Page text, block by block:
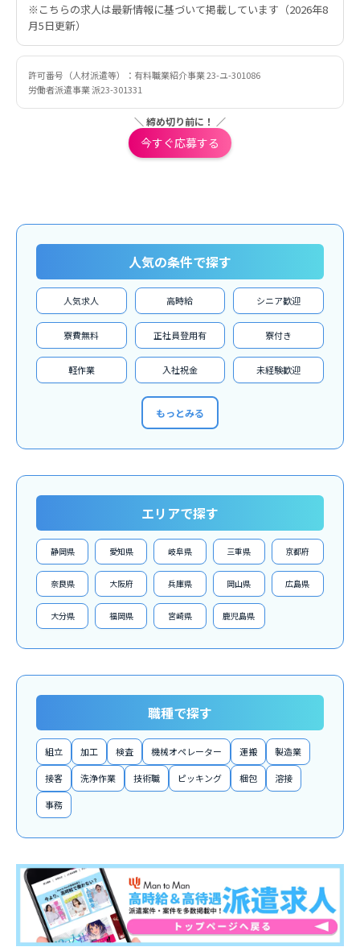
※こちらの求人は最新情報に基づいて掲載しています（2026年8
月5日更新）
許可番号（人材派遣等）：有料職業紹介事業 23-ユ-301086
労働者派遣事業 派23-301331
＼ 締め切り前に！ ／
今すぐ応募する
人気の条件で探す
人気求人 高時給 シニア歓迎
寮費無料 正社員登用有 寮付き
軽作業 入社祝金 未経験歓迎
もっとみる
エリアで探す
静岡県 愛知県 岐阜県 三重県 京都府
奈良県 大阪府 兵庫県 岡山県 広島県
大分県 福岡県 宮崎県 鹿児島県
職種で探す
組立 加工 検査 機械オペレーター 運搬 製造業
接客 洗浄作業 技術職 ピッキング 梱包 溶接
事務